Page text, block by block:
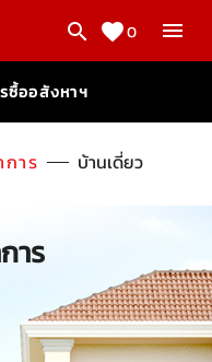
0
ซื้ออสังหาฯ
าร บ้านเดี่ยว
าร